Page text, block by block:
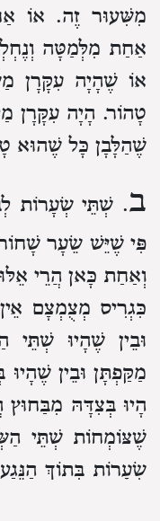
מִשִּׁעוּר זֶה. אוֹ
אַחַת מִלְּמַטָּה
אוֹ שֶׁהָיָה עִקָּרָן
טָהוֹר. הָיָה עִקָּרָן
שֶׁהַלָּבָן כָּל שֶׁהוּא
ב. שְׁתֵּי שְׂעָרוֹת
פִּי שֶׁיֵּשׁ שֵׂעָר שָׁחוֹר
וְאַחַת כָּאן הֲרֵי
כִּגְרִיס מְצֻמְצָם
וּבֵין שֶׁהָיוּ שְׁתֵּי
מַקַּפְתָּן וּבֵין
הָיוּ בְּצִדָּהּ מִבַּחוּץ
שֶׁצּוֹמְחוֹת שְׁתֵּי
שְׂעָרוֹת בְּתוֹךְ